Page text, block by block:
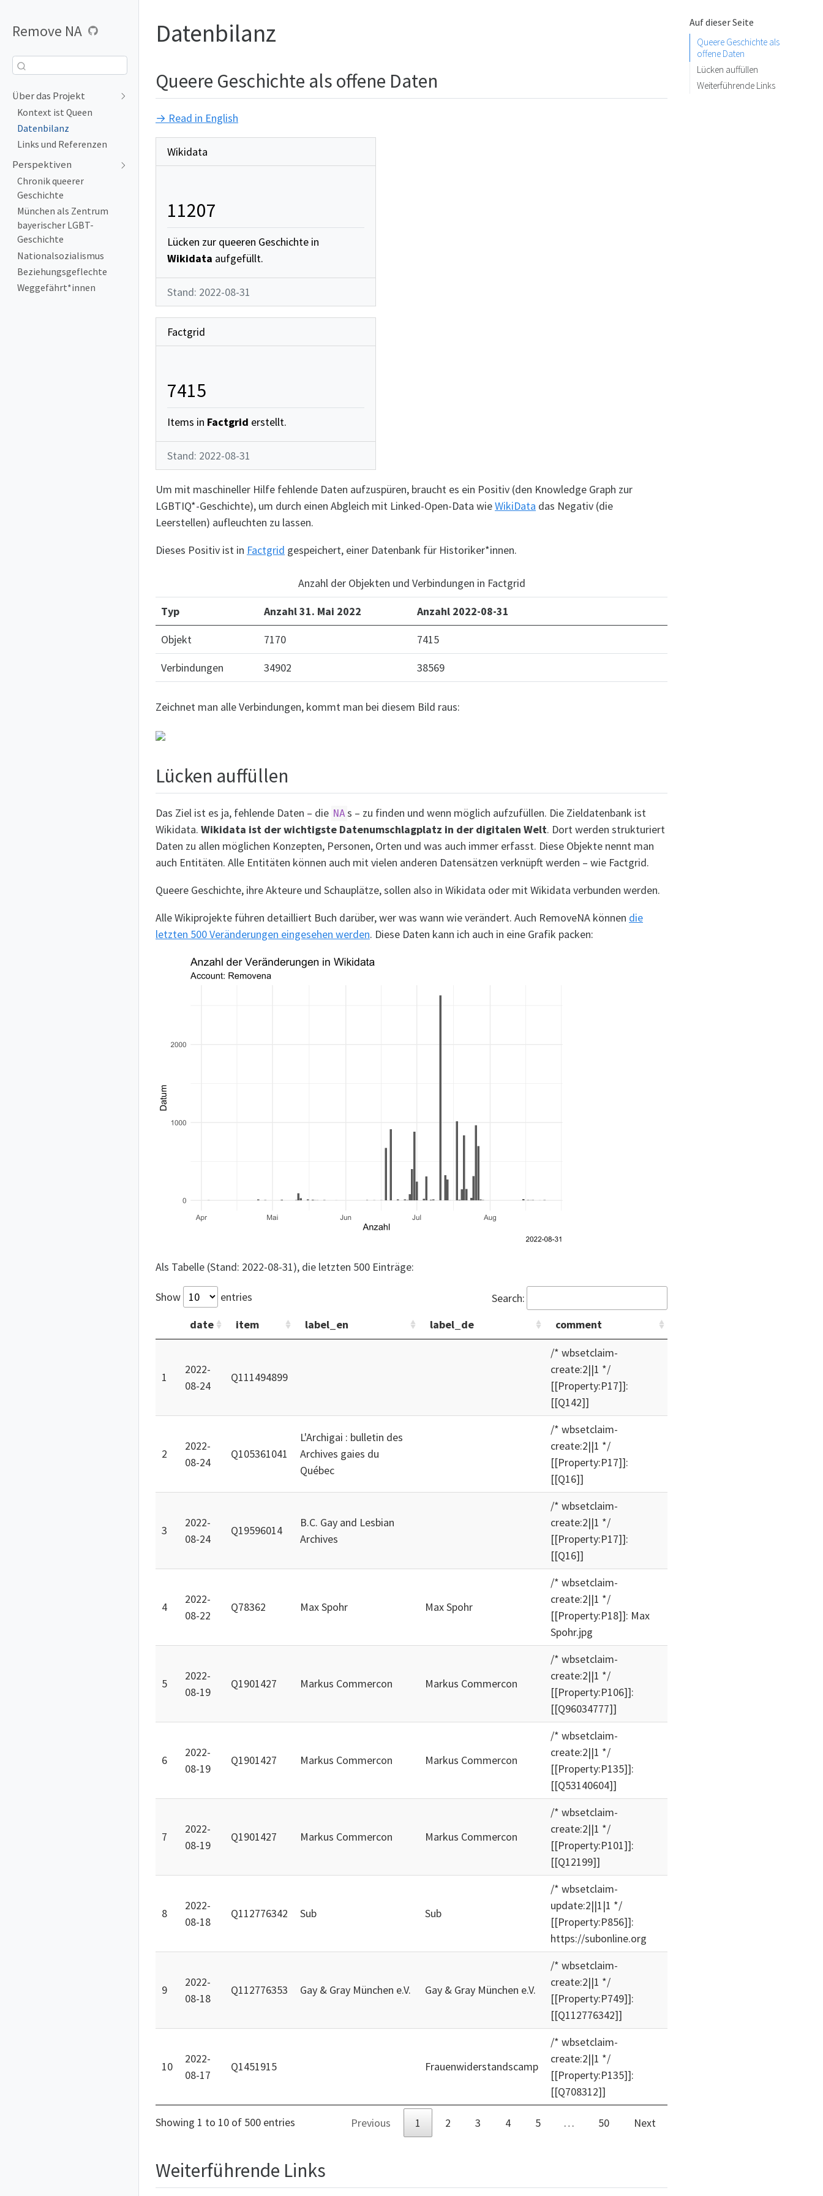
Remove NA
Über das Projekt
Kontext ist Queen
Datenbilanz
Links und Referenzen
Perspektiven
Chronik queerer
Geschichte
München als Zentrum
bayerischer LGBT-
Geschichte
Nationalsozialismus
Beziehungsgeflechte
Weggefährt*innen
Auf dieser Seite
Queere Geschichte als
offene Daten
Lücken auffüllen
Weiterführende Links
Datenbilanz
Queere Geschichte als offene Daten
→ Read in English
Wikidata
11207
Lücken zur queeren Geschichte in
Wikidata aufgefüllt.
Stand: 2022-08-31
Factgrid
7415
Items in Factgrid erstellt.
Stand: 2022-08-31
Um mit maschineller Hilfe fehlende Daten aufzuspüren, braucht es ein Positiv (den Knowledge Graph zur
LGBTIQ*-Geschichte), um durch einen Abgleich mit Linked-Open-Data wieWikiData das Negativ (die
Leerstellen) aufleuchten zu lassen.
Dieses Positiv ist in Factgrid gespeichert, einer Datenbank für Historiker*innen.
Anzahl der Objekten und Verbindungen in Factgrid
Typ
Anzahl 31. Mai 2022
Anzahl 2022-08-31
Objekt
7170
7415
Verbindungen
34902 38569
Zeichnet man alle Verbindungen, kommt man bei diesem Bild raus:
Lücken auffüllen
Das Ziel ist es ja, fehlende Daten – die NAs – zu finden und wenn möglich aufzufüllen. Die Zieldatenbank ist
Wikidata. Wikidata ist der wichtigste Datenumschlagplatz in der digitalen Welt. Dort werden strukturiert
Daten zu allen möglichen Konzepten, Personen, Orten und was auch immer erfasst. Diese Objekte nennt man
auch Entitäten. Alle Entitäten können auch mit vielen anderen Datensätzen verknüpft werden – wie Factgrid.
Queere Geschichte, ihre Akteure und Schauplätze, sollen also in Wikidata oder mit Wikidata verbunden werden.
Alle Wikiprojekte führen detailliert Buch darüber, wer was wann wie verändert. Auch RemoveNA können die
letzten 500 Veränderungen eingesehen werden. Diese Daten kann ich auch in eine Grafik packen:
Als Tabelle (Stand: 2022-08-31), die letzten 500 Einträge:
Show entries
Search:
date
item label_en label_de comment
1
2022-
08-24
Q111494899
/* wbsetclaim-
create:2||1 */
[[Property:P17]]:
[[Q142]]
2
2022-
08-24
Q105361041
L'Archigai : bulletin des
Archives gaies du
Québec
/* wbsetclaim-
create:2||1 */
[[Property:P17]]:
[[Q16]]
3
2022-
08-24
Q19596014
B.C. Gay and Lesbian
Archives
/* wbsetclaim-
create:2||1 */
[[Property:P17]]:
[[Q16]]
4
2022-
08-22
Q78362 Max Spohr Max Spohr
/* wbsetclaim-
create:2||1 */
[[Property:P18]]: Max
Spohr.jpg
5
2022-
08-19
Q1901427 Markus Commercon Markus Commercon
/* wbsetclaim-
create:2||1 */
[[Property:P106]]:
[[Q96034777]]
6
2022-
08-19
Q1901427 Markus Commercon Markus Commercon
/* wbsetclaim-
create:2||1 */
[[Property:P135]]:
[[Q53140604]]
7
2022-
08-19
Q1901427 Markus Commercon Markus Commercon
/* wbsetclaim-
create:2||1 */
[[Property:P101]]:
[[Q12199]]
8
2022-
08-18
Q112776342 Sub Sub
/* wbsetclaim-
update:2||1|1 */
[[Property:P856]]:
https://subonline.org
9
2022-
08-18
Q112776353 Gay & Gray München e.V. Gay & Gray München e.V.
/* wbsetclaim-
create:2||1 */
[[Property:P749]]:
[[Q112776342]]
10
2022-
08-17
Q1451915 Frauenwiderstandscamp
/* wbsetclaim-
create:2||1 */
[[Property:P135]]:
[[Q708312]]
Showing 1 to 10 of 500 entries Previous 1 2 3 4 5 … 50 Next
Weiterführende Links